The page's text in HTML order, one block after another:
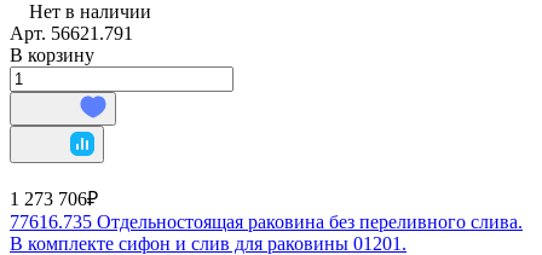
Нет в наличии
Арт. 56621.791
В корзину
1 273 706₽
77616.735 Отдельностоящая раковина без переливного слива.
В комплекте сифон и слив для раковины 01201.